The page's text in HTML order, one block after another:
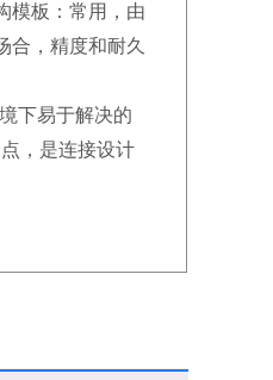
模板：常用，由
合，精度和耐久
下易于解决的
，是连接设计